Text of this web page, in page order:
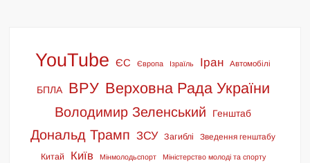
YouTube ЄС Європа Ізраїль Іран Автомобілі
БПЛА ВРУ Верховна Рада України
Володимир Зеленський Генштаб
Дональд Трамп ЗСУ Загиблі Зведення генштабу
Китай Київ Мінмолодьспорт Міністерство молоді та спорту